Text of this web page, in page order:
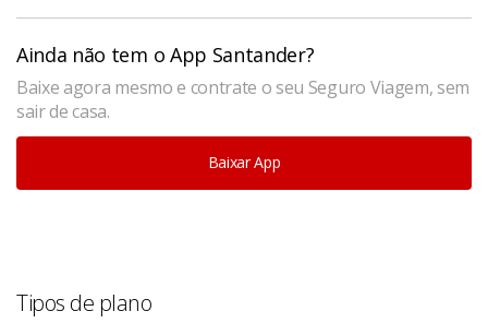
Ainda não tem o App Santander?
Baixe agora mesmo e contrate o seu Seguro Viagem, sem
sair de casa.
Baixar App
Tipos de plano